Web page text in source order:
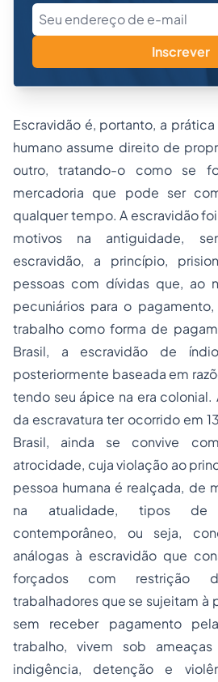
Inscrever
Escravidão é, portanto, a
humano assume direito de
outro, tratando-o como se
mercadoria que pode ser
qualquer tempo. A escravidão
motivos na antiguidade,
escravidão, a princípio,
pessoas com dívidas que, ao
pecuniários para o
trabalho como forma de
Brasil, a escravidão de
posteriormente baseada em
tendo seu ápice na era
da escravatura ter ocorrido em
Brasil, ainda se convive
atrocidade, cuja violação ao
pessoa humana é realçada, de
na atualidade, tipos de
contemporâneo, ou seja,
análogas à escravidão que
forçados com restrição
trabalhadores que se sujeitam à
sem receber pagamento
trabalho, vivem sob
indigência, detenção e